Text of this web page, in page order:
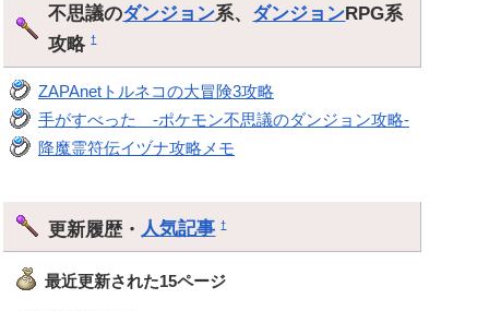
不思議のダンジョン系、 ダンジョンRPG系
攻略†
ZAPAnetトルネコの大冒険3攻略
手がすべった -ポケモン不思議のダンジョン攻略-
降魔霊符伝イヅナ攻略メモ
更新履歴・ 人気記事 †
最近更新された15ページ